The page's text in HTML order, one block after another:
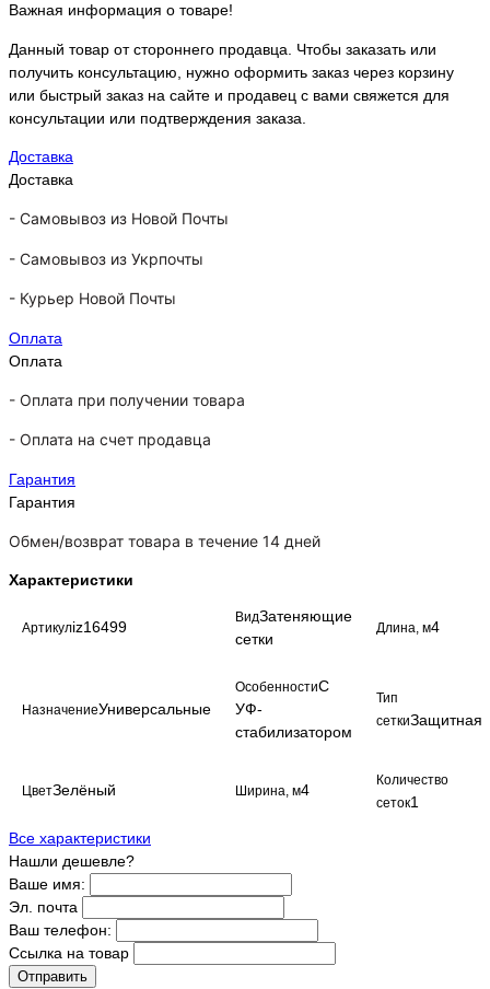
Важная информация о товаре!
Данный товар от стороннего продавца. Чтобы заказать или
получить консультацию, нужно оформить заказ через корзину
или быстрый заказ на сайте и продавец с вами свяжется для
консультации или подтверждения заказа.
Доставка
Доставка
- Самовывоз из Новой Почты
- Самовывоз из Укрпочты
- Курьер Новой Почты
Оплата
Оплата
- Оплата при получении товара
- Оплата на счет продавца
Гарантия
Гарантия
Обмен/возврат товара в течение 14 дней
Характеристики
Артикулiz16499
ВидЗатеняющие
сетки
Длина, м4
НазначениеУниверсальные
ОсобенностиС
УФ-
стабилизатором
Тип
сеткиЗащитная
ЦветЗелёный Ширина, м4
Количество
сеток1
Все характеристики
Нашли дешевле?
Ваше имя:
Эл. почта
Ваш телефон:
Ссылка на товар
Отправить